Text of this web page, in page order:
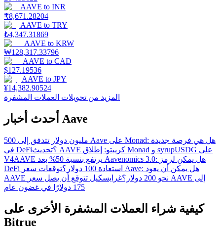
AAVE to INR
₹8,671.28204
AAVE to TRY
₺4,347.31869
AAVE to KRW
₩128,317.33796
AAVE to CAD
$127.19536
AAVE to JPY
¥14,382.90524
المزيد من تحويلات العملات المشفرة
أحدث أخبار Aave
500 مليون دولار تتدفق إلى Aave على Monad: هل هي فرصة جديدة
في DeFi؟تحديث AAVE كريبتو: إطلاق Monad و syrupUSDG على
V4AAVE يرتفع بنسبة 50% بعد Aavenomics 3.0: هل يمكن لرمز
DeFi استعادة 100 دولار؟
توقعات سعر Aave: هل يمكن أن يعود
AAVE نحو 200 دولار؟
غرايسكيل تتوقع أن يصل سعر AAVE إلى
175 دولارًا في غضون عام
كيفية شراء العملات المشفرة الأخرى على
Bitrue